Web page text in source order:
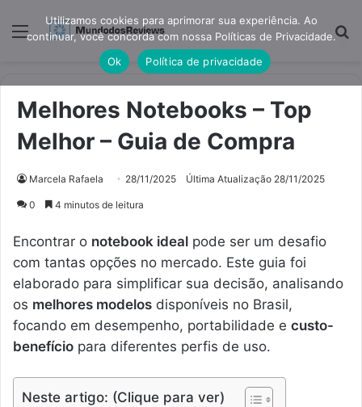
Menu
Melhores Notebooks – Top
Melhor – Guia de Compra
Marcela Rafaela 28/11/2025 Última Atualização 28/11/2025
0 4 minutos de leitura
Encontrar o notebook ideal pode ser um desafio
com tantas opções no mercado. Este guia foi
elaborado para simplificar sua decisão, analisando
os melhores modelos disponíveis no Brasil,
focando em desempenho, portabilidade e custo-
benefício para diferentes perfis de uso.
Neste artigo: (Clique para ver)
Utilizamos cookies para aprimorar sua experiência. Ao
continuar, você concorda com nossa Políticas de Privacidade.
Ok
Política de privacidade